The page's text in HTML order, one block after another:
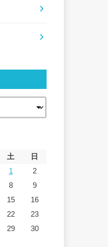
土
日
1
2
8
9
15
16
22
23
29
30